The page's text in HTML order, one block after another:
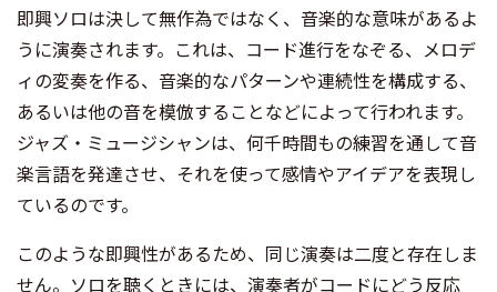
即興ソロは決して無作為ではなく、音楽的な意味があるよ
うに演奏されます。これは、コード進行をなぞる、メロデ
ィの変奏を作る、音楽的なパターンや連続性を構成する、
あるいは他の音を模倣することなどによって行われます。
ジャズ・ミュージシャンは、何千時間もの練習を通して音
楽言語を発達させ、それを使って感情やアイデアを表現し
ているのです。
このような即興性があるため、同じ演奏は二度と存在しま
せん。ソロを聴くときには、演奏者がコードにどう反応